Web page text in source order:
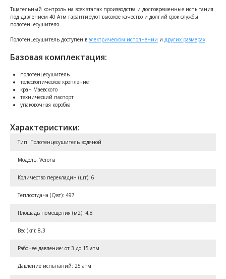
Тщательный контроль на всех этапах производства и долговременные испытания
под давлением 40 Атм гарантируют высокое качество и долгий срок службы
полотенцесушителя.
Полотенцесушитель доступен в электрическом исполнении и других размерах.
Базовая комплектация:
полотенцесушитель
телескопическое крепление
кран Маевского
технический паспорт
упаковочная коробка
Характеристики:
Тип: Полотенцесушитель водяной
Модель: Verona
Количество перекладин (шт): 6
Теплоотдача (Qвт): 497
Площадь помещения (м2): 4,8
Вес (кг): 8,3
Рабочее давление: от 3 до 15 атм
Давление испытаний: 25 атм